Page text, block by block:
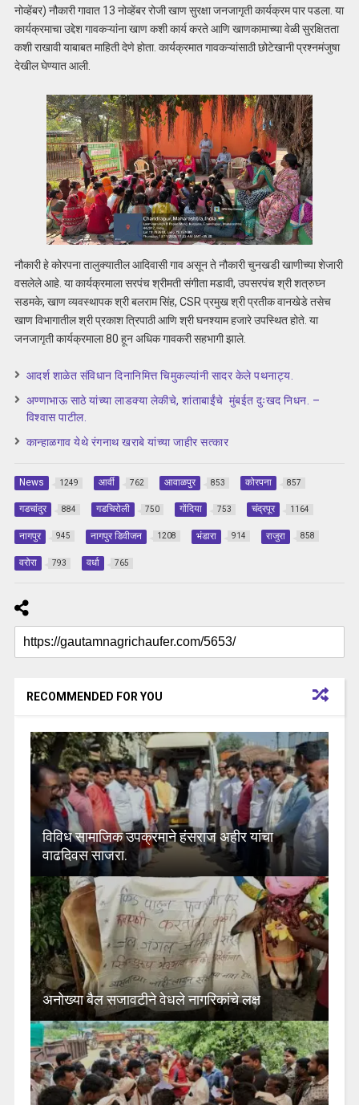
नोव्हेंबर) नौकारी गावात 13 नोव्हेंबर रोजी खाण सुरक्षा जनजागृती कार्यक्रम पार पडला. या
कार्यक्रमाचा उद्देश गावकऱ्यांना खाण कशी कार्य करते आणि खाणकामाच्या वेळी सुरक्षितता
कशी राखावी याबाबत माहिती देणे होता. कार्यक्रमात गावकऱ्यांसाठी छोटेखानी प्रश्नमंजुषा
देखील घेण्यात आली.
नौकारी हे कोरपना तालुक्यातील आदिवासी गाव असून ते नौकारी चुनखडी खाणीच्या शेजारी
वसलेले आहे. या कार्यक्रमाला सरपंच श्रीमती संगीता मडावी, उपसरपंच श्री शत्रुघ्न
सडमके, खाण व्यवस्थापक श्री बलराम सिंह, CSR प्रमुख श्री प्रतीक वानखेडे तसेच
खाण विभागातील श्री प्रकाश त्रिपाठी आणि श्री घनश्याम हजारे उपस्थित होते. या
जनजागृती कार्यक्रमाला 80 हून अधिक गावकरी सहभागी झाले.
आदर्श शाळेत संविधान दिनानिमित्त चिमुकल्यांनी सादर केले पथनाट्य.
अण्णाभाऊ साठे यांच्या लाडक्या लेकीचे, शांताबाईंचे मुंबईत दुःखद निधन. –
विश्वास पाटील.
कान्हाळगाव येथे रंगनाथ खराबे यांच्या जाहीर सत्कार
News 1249 आर्वी 762 आवाळपुर 853 कोरपना 857
गडचांदुर 884 गडचिरोली 750 गोंदिया 753 चंद्रपूर 1164
नागपुर 945 नागपुर डिवीजन 1208 भंडारा 914 राजुरा 858
वरोरा 793 वर्धा 765
RECOMMENDED FOR YOU
विविध सामाजिक उपक्रमाने हंसराज अहीर यांचा
वाढदिवस साजरा.
अनोख्या बैल सजावटीने वेधले नागरिकांचे लक्ष